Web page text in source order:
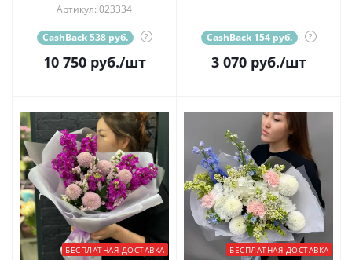
Артикул: 023334
CashBack 538 руб. ?
10 750руб./шт
CashBack 154 руб. ?
3 070руб./шт
БЕСПЛАТНАЯ ДОСТАВКА БЕСПЛАТНАЯ ДОСТАВКА